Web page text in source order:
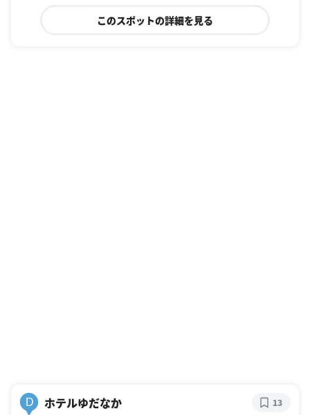
このスポットの詳細を見る
D ホテルゆだなか 13